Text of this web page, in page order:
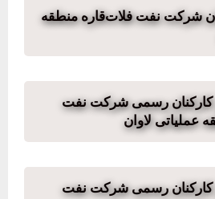
شرکت نفت فلات‌قاره منطقه
کارکنان رسمی شرکت نفت
عملیاتی لاوان
کارکنان رسمی شرکت نفت